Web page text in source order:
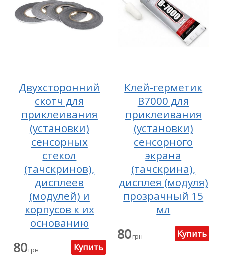
Двухсторонний
скотч для
приклеивания
(установки)
сенсорных
стекол
(тачскринов),
дисплеев
(модулей) и
корпусов к их
основанию
80грн
Клей-герметик
B7000 для
приклеивания
(установки)
сенсорного
экрана
(тачскрина),
дисплея (модуля)
прозрачный 15
мл
80грн